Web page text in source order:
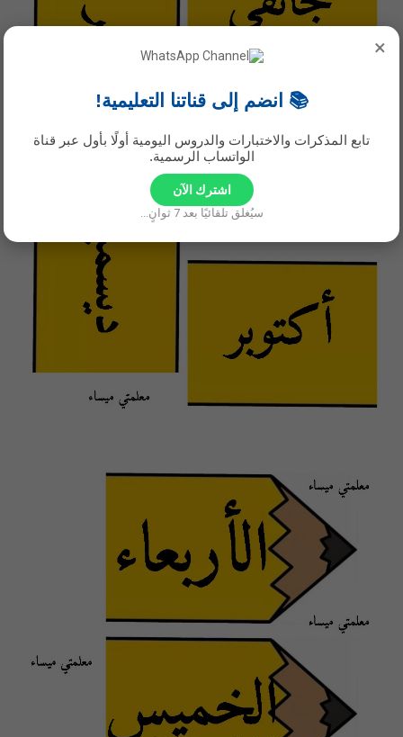
×
📚 انضم إلى قناتنا التعليمية!
تابع المذكرات والاختبارات والدروس اليومية أولًا بأول عبر قناة
الواتساب الرسمية.
اشترك الآن
سيُغلق تلقائيًا بعد6 ثوانٍ...